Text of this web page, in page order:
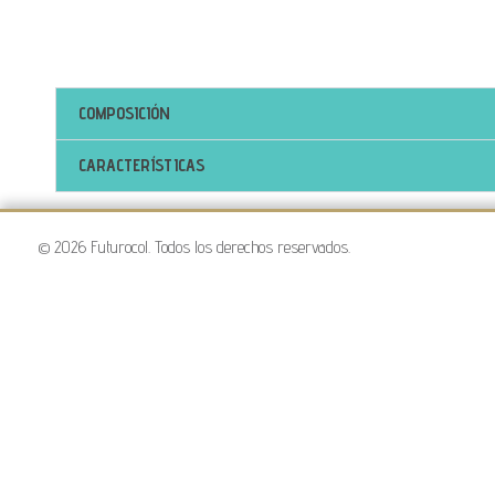
COMPOSICIÓN
CARACTERÍSTICAS
© 2026 Futurocol. Todos los derechos reservados.